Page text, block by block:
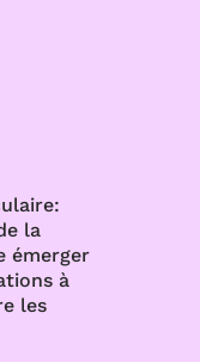
la
émerger
à
les